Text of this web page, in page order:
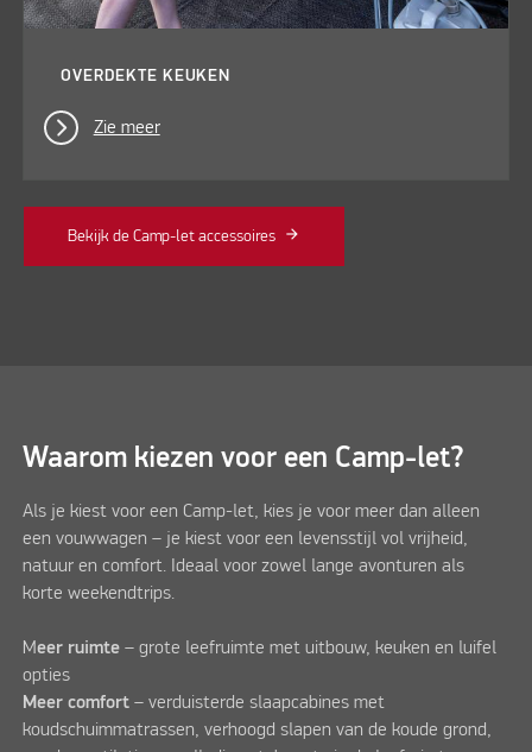
OVERDEKTE KEUKEN
Zie meer
Bekijk de Camp-let accessoires
Waarom kiezen voor een Camp-let?
Als je kiest voor een Camp-let, kies je voor meer dan alleen
een vouwwagen – je kiest voor een levensstijl vol vrijheid,
natuur en comfort. Ideaal voor zowel lange avonturen als
korte weekendtrips.
Meer ruimte– grote leefruimte met uitbouw, keuken en luifel
opties
Meer comfort – verduisterde slaapcabines met
koudschuimmatrassen, verhoogd slapen van de koude grond,